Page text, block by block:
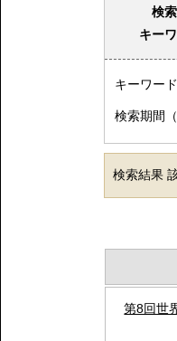
検
キー
キーワード
検索期間（
検索結果
第8回世